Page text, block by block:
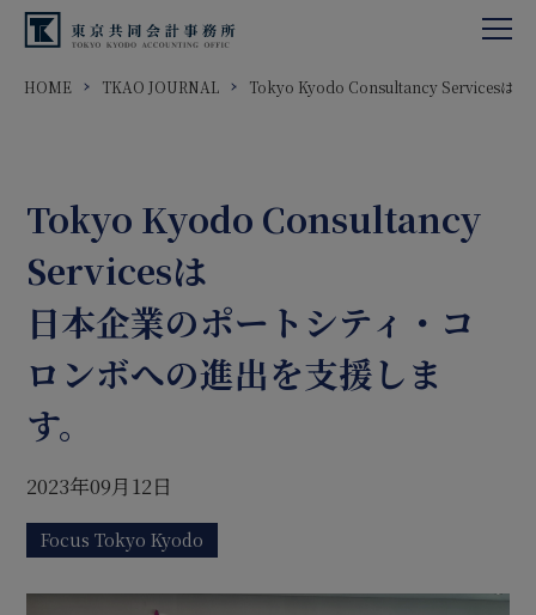
HOME TKAO JOURNAL Tokyo Kyodo Consultancy Servicesは日
Tokyo Kyodo Consultancy
Servicesは
日本企業のポートシティ・コ
ロンボへの進出を支援しま
す。
2023年09月12日
Focus Tokyo Kyodo